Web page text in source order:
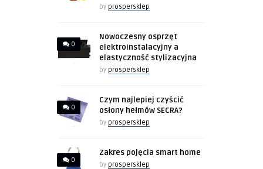
by prospersklep
0
Nowoczesny osprzęt
elektroinstalacyjny a
elastyczność stylizacyjna
by prospersklep
0
Czym najlepiej czyścić
osłony hełmów SECRA?
by prospersklep
0
Zakres pojęcia smart home
by prospersklep